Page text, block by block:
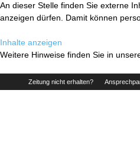
An dieser Stelle finden Sie externe
anzeigen dürfen. Damit können
Inhalte anzeigen
Weitere Hinweise finden Sie in
Zeitung nicht erhalten?